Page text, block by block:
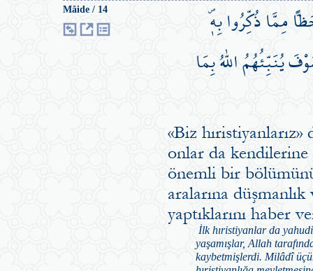
Mâide / 14
مِمَّا ذُكِّرُوا بِه۪ۖ
يُنَبِّئُهُمُ اللّٰهُ بِمَا
«Biz
onlar da
önemli bir
aralarına
yaptıklarını haber
İlk hıristiyanlar da
yaşamışlar, Allah
kaybetmişlerdi. Milâdî